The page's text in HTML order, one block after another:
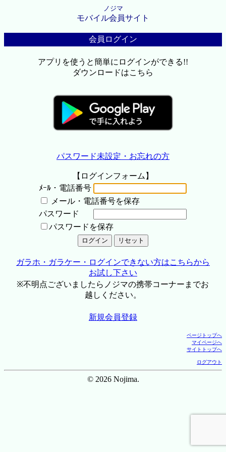
ノジマ
モバイル会員サイト
会員ログイン
アプリを使うと簡単にログインができる!!
ダウンロードはこちら
パスワード未設定・お忘れの方
【ログインフォーム】
ﾒｰﾙ・電話番号
メール・電話番号を保存
パスワード
パスワードを保存
ガラホ・ガラケー・ログインできない方はこちらから
お試し下さい
※不明点ございましたらノジマの携帯コーナーまでお
越しください。
新規会員登録
ページトップへ
マイページへ
サイトトップへ
ログアウト
© 2026 Nojima.